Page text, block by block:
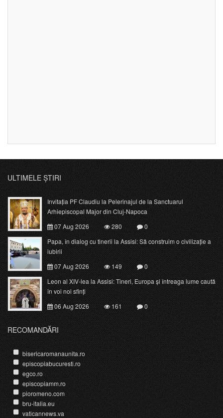
ULTIMELE ȘTIRI
Invitația PF Claudiu la Pelerinajul de la Sanctuarul
Arhiepiscopal Major din Cluj-Napoca
07 Aug 2026
280
0
Papa, în dialog cu tinerii la Assisi: Să construim o civilizație a
iubirii
07 Aug 2026
149
0
Leon al XIV-lea la Assisi: Tineri, Europa și întreaga lume caută
în voi noi sfinți
06 Aug 2026
161 0
RECOMANDĂRI
bisericaromanaunita.ro
episcopiabucuresti.ro
egco.ro
episcopiamm.ro
pioromeno.com
bru-italia.eu
vaticannews.va